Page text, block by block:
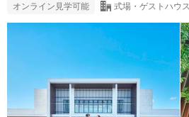
オンライン見学可能 式場・ゲストハウス